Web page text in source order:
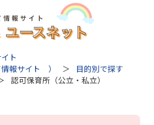
ト
報サイト ）
目的別で探す
認可保育所（公立・私立）